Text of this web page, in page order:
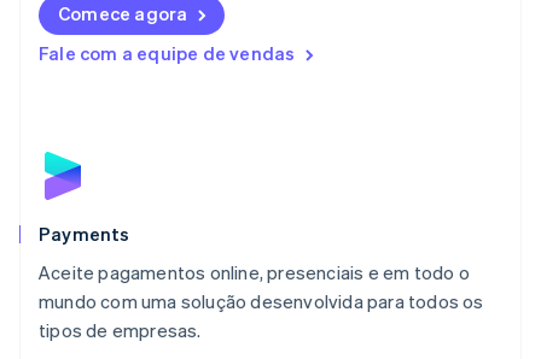
Comece agora
Fale com a equipe de vendas
Payments
Aceite pagamentos online, presenciais e em todo o
mundo com uma solução desenvolvida para todos os
tipos de empresas.
Lituânia
English
Luxemburgo
Malta
English
EspañolEnglish
English
Nova Zelândia
English